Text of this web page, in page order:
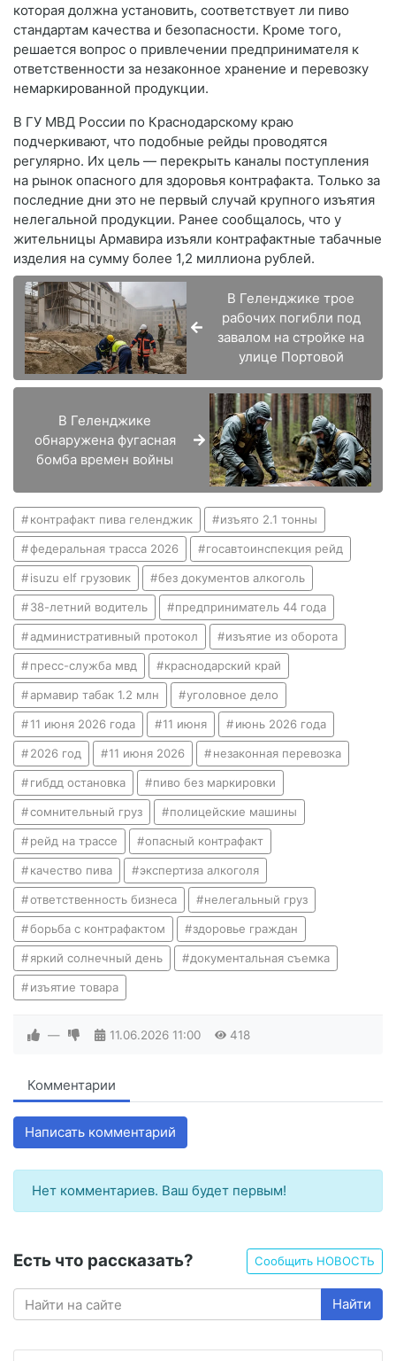
которая должна установить, соответствует ли пиво
стандартам качества и безопасности. Кроме того,
решается вопрос о привлечении предпринимателя к
ответственности за незаконное хранение и перевозку
немаркированной продукции.
В ГУ МВД России по Краснодарскому краю
подчеркивают, что подобные рейды проводятся
регулярно. Их цель — перекрыть каналы поступления
на рынок опасного для здоровья контрафакта. Только за
последние дни это не первый случай крупного изъятия
нелегальной продукции. Ранее сообщалось, что у
жительницы Армавира изъяли контрафактные табачные
изделия на сумму более 1,2 миллиона рублей.
В Геленджике трое
рабочих погибли под
завалом на стройке на
улице Портовой
В Геленджике
обнаружена фугасная
бомба времен войны
контрафакт пива геленджик изъято 2.1 тонны
федеральная трасса 2026 госавтоинспекция рейд
isuzu elf грузовик без документов алкоголь
38-летний водитель предприниматель 44 года
административный протокол изъятие из оборота
пресс-служба мвд краснодарский край
армавир табак 1.2 млн уголовное дело
11 июня 2026 года 11 июня июнь 2026 года
2026 год 11 июня 2026 незаконная перевозка
гибдд остановка пиво без маркировки
сомнительный груз полицейские машины
рейд на трассе опасный контрафакт
качество пива экспертиза алкоголя
ответственность бизнеса нелегальный груз
борьба с контрафактом здоровье граждан
яркий солнечный день документальная съемка
изъятие товара
— 11.06.2026 11:00 418
Комментарии
Написать комментарий
Нет комментариев. Ваш будет первым!
Есть что рассказать? Сообщить НОВОСТЬ
Найти